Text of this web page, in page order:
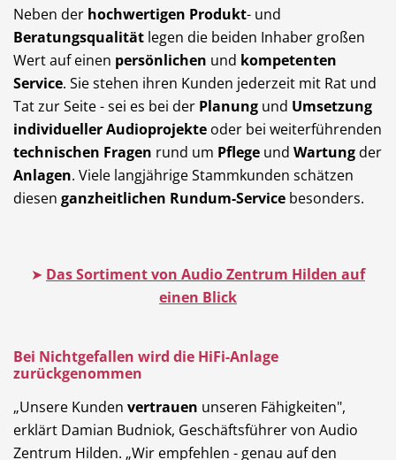
Neben der hochwertigen Produkt- und
Beratungsqualität legen die beiden Inhaber großen
Wert auf einen persönlichen und kompetenten
Service. Sie stehen ihren Kunden jederzeit mit Rat und
Tat zur Seite - sei es bei der Planung und Umsetzung
individueller Audioprojekte oder bei weiterführenden
technischen Fragen rund um Pflege und Wartung der
Anlagen. Viele langjährige Stammkunden schätzen
diesen ganzheitlichen Rundum-Service besonders.
➤ Das Sortiment von Audio Zentrum Hilden auf
einen Blick
Bei Nichtgefallen wird die HiFi-Anlage
zurückgenommen
„Unsere Kunden vertrauen unseren Fähigkeiten",
erklärt Damian Budniok, Geschäftsführer von Audio
Zentrum Hilden. „Wir empfehlen - genau auf den